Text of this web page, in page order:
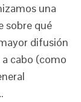
una
sobre qué
difusión
cabo (como